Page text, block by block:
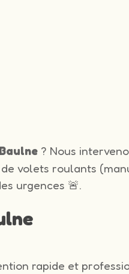
? Nous
de volets roulants
urgences 🚨.
rapide et